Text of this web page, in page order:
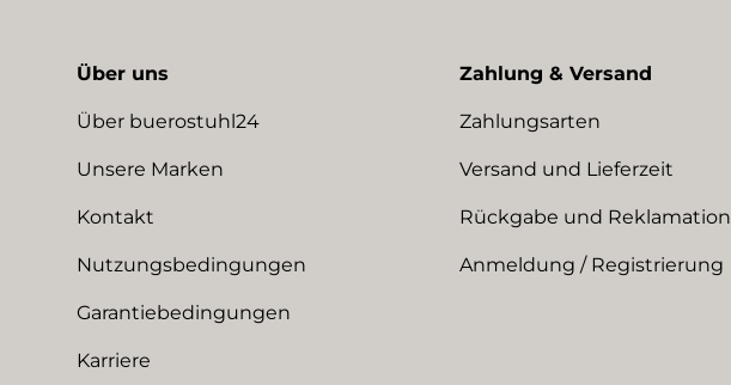
Über uns
Über buerostuhl24
Unsere Marken
Kontakt
Nutzungsbedingungen
Garantiebedingungen
Karriere
Zahlung & Versand
Zahlungsarten
Versand und Lieferzeit
Rückgabe und Reklamation
Anmeldung / Registrierung